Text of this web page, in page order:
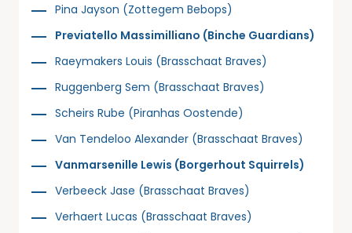
Pina Jayson (Zottegem Bebops)
Previatello Massimilliano (Binche Guardians)
Raeymakers Louis (Brasschaat Braves)
Ruggenberg Sem (Brasschaat Braves)
Scheirs Rube (Piranhas Oostende)
Van Tendeloo Alexander (Brasschaat Braves)
Vanmarsenille Lewis (Borgerhout Squirrels)
Verbeeck Jase (Brasschaat Braves)
Verhaert Lucas (Brasschaat Braves)